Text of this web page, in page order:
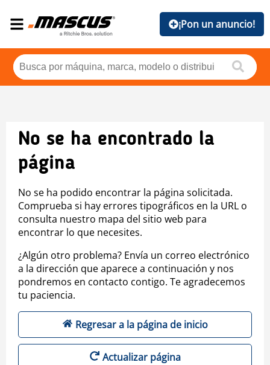
¡Pon un anuncio!
No se ha encontrado la
página
No se ha podido encontrar la página solicitada.
Comprueba si hay errores tipográficos en la URL o
consulta nuestro mapa del sitio web para
encontrar lo que necesites.
¿Algún otro problema? Envía un correo electrónico
a la dirección que aparece a continuación y nos
pondremos en contacto contigo. Te agradecemos
tu paciencia.
Regresar a la página de inicio
Actualizar página